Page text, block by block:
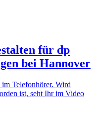
für dp
bei Hannover
im Telefonhörer. Wird
ist, seht Ihr im Video